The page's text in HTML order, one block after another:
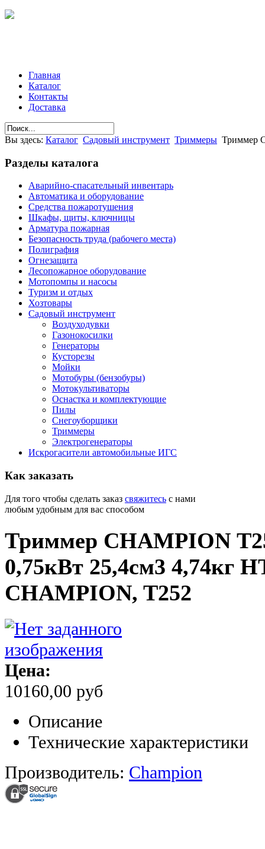
Главная
Каталог
Контакты
Доставка
Вы здесь: Каталог Садовый инструмент Триммеры Триммер
Разделы каталога
Аварийно-спасательный инвентарь
Автоматика и оборудование
Средства пожаротушения
Шкафы, щиты, ключницы
Арматура пожарная
Безопасность труда (рабочего места)
Полиграфия
Огнезащита
Лесопожарное оборудование
Мотопомпы и насосы
Туризм и отдых
Хозтовары
Садовый инструмент
Воздуходувки
Газонокосилки
Генераторы
Кусторезы
Мойки
Мотобуры (бензобуры)
Мотокультиваторы
Оснастка и комплектующие
Пилы
Снегоуборщики
Триммеры
Электрогенераторы
Искрогасители автомобильные ИГС
Как заказать
Для того чтобы сделать заказ свяжитесь с нами
любым удобным для вас способом
Триммер CHAMPION
0,75кВт 25,4см3 4,74кг
CHAMPION, T252
Цена:
10160,00 руб
Описание
Технические характеристики
Производитель: Champion